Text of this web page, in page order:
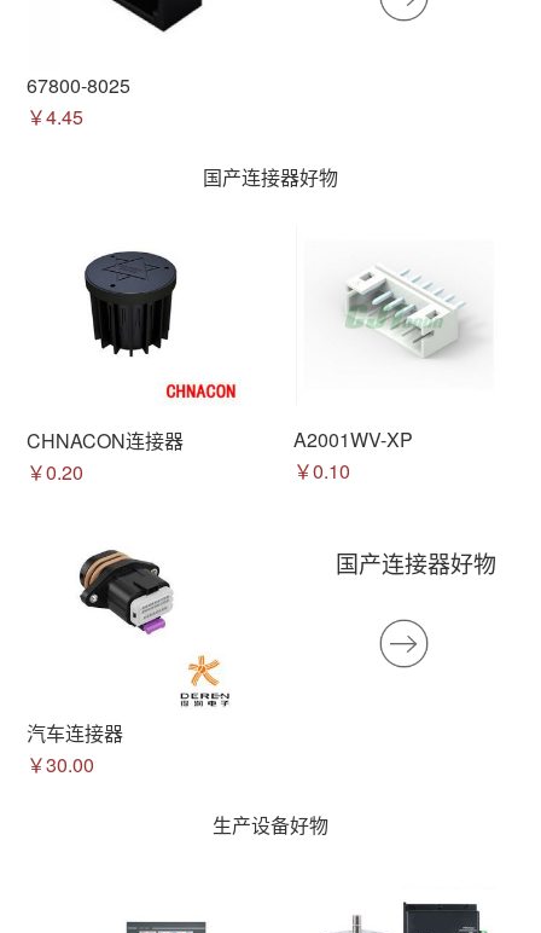
67800-8025
￥4.45
国产连接器好物
CHNACON连接器
￥0.20
A2001WV-XP
￥0.10
汽车连接器
￥30.00
国产连接器好物
生产设备好物